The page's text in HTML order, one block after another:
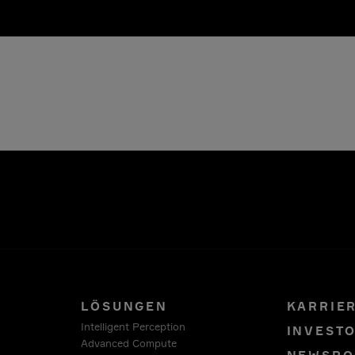
LÖSUNGEN
Intelligent Perception
Advanced Compute